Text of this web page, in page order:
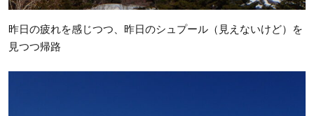
昨日の疲れを感じつつ、昨日のシュプール（見えないけど）を
見つつ帰路